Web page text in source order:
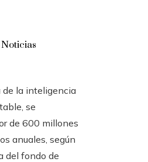
de la inteligencia
se
de 600 millones
anuales, según
del fondo de